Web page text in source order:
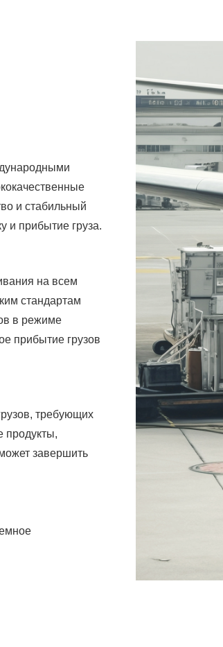
и стабильный
и прибытие груза.
на всем
стандартам
в режиме
прибытие грузов
требующих
продукты,
завершить